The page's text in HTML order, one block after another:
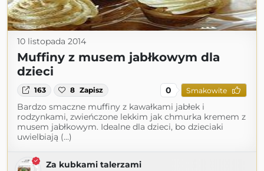
10 listopada 2014
Muffiny z musem jabłkowym dla
dzieci
163 8 Zapisz 0 Smakowite
Bardzo smaczne muffiny z kawałkami jabłek i
rodzynkami, zwieńczone lekkim jak chmurka kremem z
musem jabłkowym. Idealne dla dzieci, bo dzieciaki
uwielbiają (...)
Za kubkami talerzami